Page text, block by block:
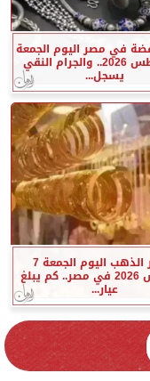
في مصر اليوم الجمعة
7 أغسطس 2026.. والجرام النقي
يسجل...
أسعار الذهب اليوم الجمعة 7
أغسطس 2026 في مصر.. كم يبلغ
عيار...